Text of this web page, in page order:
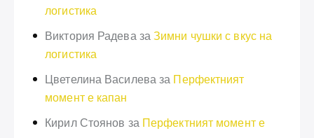
логистика
Виктория Радева заЗимни чушки с вкус на
логистика
Цветелина Василева за Перфектният
момент е капан
Кирил Стоянов за Перфектният момент е